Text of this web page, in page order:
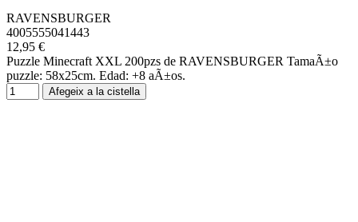
RAVENSBURGER
4005555041443
12,95 €
Puzzle Minecraft XXL 200pzs de RAVENSBURGER TamaÃ±o
puzzle: 58x25cm. Edad: +8 aÃ±os.
Afegeix a la cistella